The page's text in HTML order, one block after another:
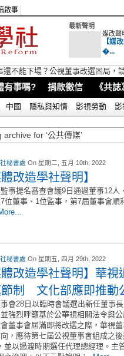
啟事
最新聲明
媒改聲
【媒
�...
還不能下場？公視董事改選困局，
有事嗎? 捐款徵信 《共誌
中國 隱私與知情 影視勞動 影
archive for ‘公共傳媒’
秘書處 On 星期二, 五月 10th, 2022
體改造學社聲明】
事提名審查會議9日通過董事12人
位董事、1位監事，第7屆董事會順
秘書處 On 星期五, 四月 29th, 2022
體改造學社聲明】華
制 文化部應即推動
會28日以臨時會議選出新任董事
強烈呼籲基於公華視相關法令與
董事會屆滿即將改選之際，華視
，應待第七屆公視董事會組成之
以過渡時期選任代理總經理。主